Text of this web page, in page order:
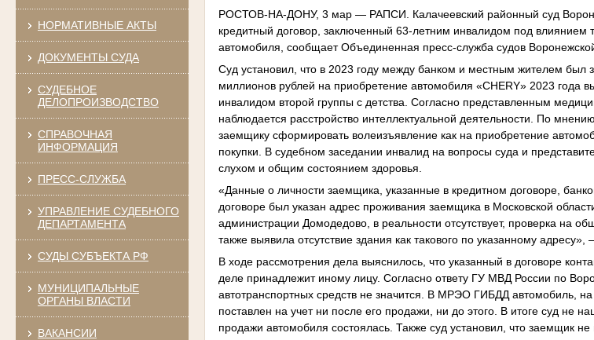
НОРМАТИВНЫЕ АКТЫ
ДОКУМЕНТЫ СУДА
СУДЕБНОЕ
ДЕЛОПРОИЗВОДСТВО
СПРАВОЧНАЯ
ИНФОРМАЦИЯ
ПРЕСС-СЛУЖБА
УПРАВЛЕНИЕ СУДЕБНОГО
ДЕПАРТАМЕНТА
СУДЫ СУБЪЕКТА РФ
МУНИЦИПАЛЬНЫЕ
ОРГАНЫ ВЛАСТИ
ВАКАНСИИ
РОСТОВ-НА-ДОНУ, 3 мар — РАПСИ. Калачеевский районный суд
кредитный договор, заключенный 63-летним инвалидом под влиянием
автомобиля, сообщает Объединенная пресс-служба судов
Суд установил, что в 2023 году между банком и местным жителем был
миллионов рублей на приобретение автомобиля «CHERY» 2023 года
инвалидом второй группы с детства. Согласно представленным
наблюдается расстройство интеллектуальной деятельности. По
заемщику сформировать волеизъявление как на приобретение
покупки. В судебном заседании инвалид на вопросы суда и
слухом и общим состоянием здоровья.
«Данные о личности заемщика, указанные в кредитном договоре,
договоре был указан адрес проживания заемщика в Московской
администрации Домодедово, в реальности отсутствует, проверка на
также выявила отсутствие здания как такового по указанному
В ходе рассмотрения дела выяснилось, что указанный в договоре
деле принадлежит иному лицу. Согласно ответу ГУ МВД России по
автотранспортных средств не значится. В МРЭО ГИБДД автомобиль,
поставлен на учет ни после его продажи, ни до этого. В итоге суд не
продажи автомобиля состоялась. Также суд установил, что заемщик не